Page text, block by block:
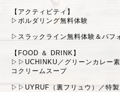
【アクティビティ】
▷ボルダリング無料体験
▷スラックライン無料体験＆パフ
【FOOD ＆ DRINK】
▷▷UCHINKU／グリーンカレー
コクリームスープ
▷▷UYRUF（裏フリュウ）／特製